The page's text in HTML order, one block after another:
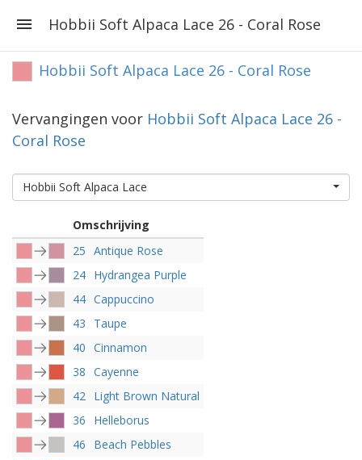
Hobbii Soft Alpaca Lace 26 - Coral Rose
Hobbii Soft Alpaca Lace 26 - Coral Rose
Vervangingen voor Hobbii Soft Alpaca Lace 26 -
Coral Rose
Hobbii Soft Alpaca Lace
Omschrijving
25 Antique Rose
24 Hydrangea Purple
44 Cappuccino
43
Taupe
40 Cinnamon
38 Cayenne
42 Light Brown Natural
36
Helleborus
46
Beach Pebbles